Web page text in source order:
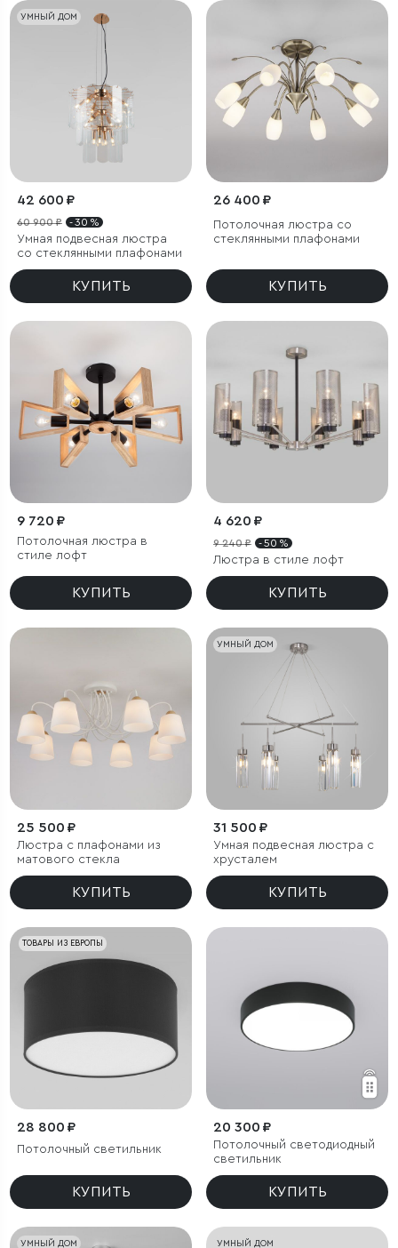
УМНЫЙ ДОМ
42 600 ₽
60 900 ₽ - 30 %
Умная подвесная люстра
со стеклянными плафонами
КУПИТЬ
26 400 ₽
Потолочная люстра со
стеклянными плафонами
КУПИТЬ
9 720 ₽
Потолочная люстра в
стиле лофт
КУПИТЬ
4 620 ₽
9 240 ₽ - 50 %
Люстра в стиле лофт
КУПИТЬ
25 500 ₽
Люстра с плафонами из
матового стекла
КУПИТЬ
УМНЫЙ ДОМ
31 500 ₽
Умная подвесная люстра с
хрусталем
КУПИТЬ
ТОВАРЫ ИЗ ЕВРОПЫ
28 800 ₽
Потолочный светильник
КУПИТЬ
20 300 ₽
Потолочный светодиодный
светильник
КУПИТЬ
УМНЫЙ ДОМ УМНЫЙ ДОМ